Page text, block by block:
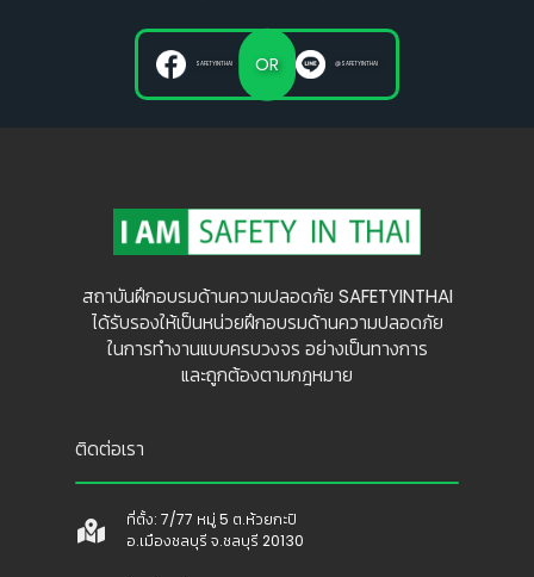
SAFETYINTHAI OR @SAFETYINTHAI
สถาบันฝึกอบรมด้านความปลอดภัย SAFETYINTHAI
ได้รับรองให้เป็นหน่วยฝึกอบรมด้านความปลอดภัย
ในการทำงานแบบครบวงจร อย่างเป็นทางการ
และถูกต้องตามกฎหมาย
ติดต่อเรา
ที่ตั้ง: 7/77 หมู่ 5 ต.ห้วยกะปิ
อ.เมืองชลบุรี จ.ชลบุรี 20130